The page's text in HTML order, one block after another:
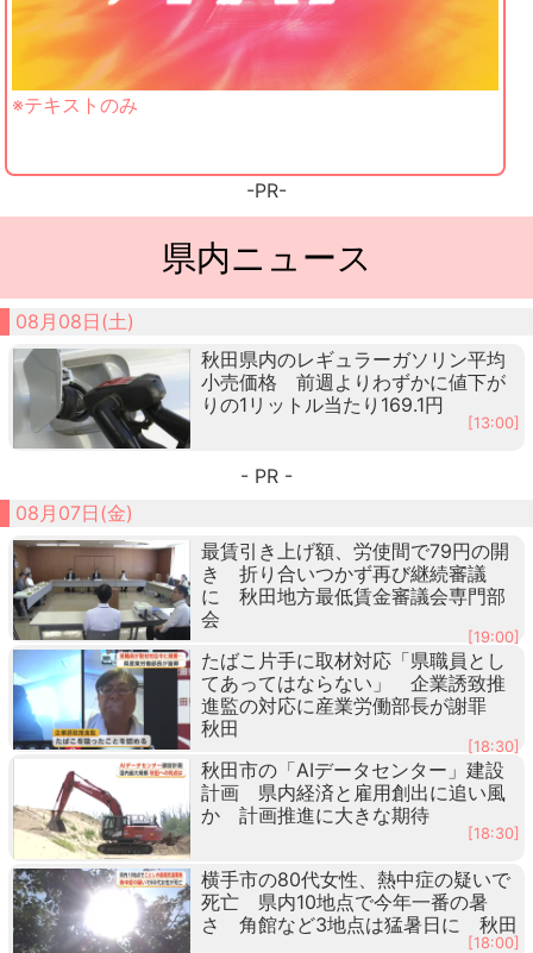
※テキストのみ
-PR-
県内ニュース
08月08日(土)
秋田県内のレギュラーガソリン平均
小売価格 前週よりわずかに値下が
りの1リットル当たり169.1円
[13:00]
- PR -
08月07日(金)
最賃引き上げ額、労使間で79円の開
き 折り合いつかず再び継続審議
に 秋田地方最低賃金審議会専門部
会
[19:00]
たばこ片手に取材対応「県職員とし
てあってはならない」 企業誘致推
進監の対応に産業労働部長が謝罪
秋田
[18:30]
秋田市の「AIデータセンター」建設
計画 県内経済と雇用創出に追い風
か 計画推進に大きな期待
[18:30]
横手市の80代女性、熱中症の疑いで
死亡 県内10地点で今年一番の暑
さ 角館など3地点は猛暑日に 秋田
[18:00]